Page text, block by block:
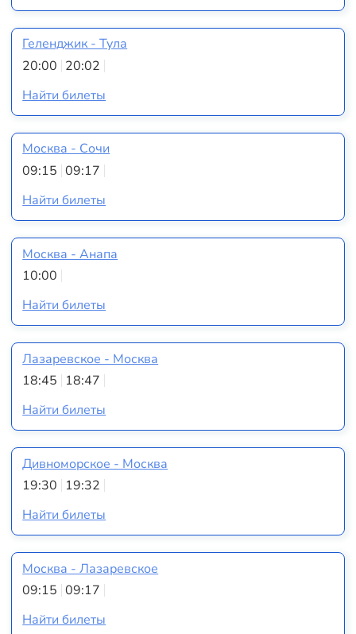
Геленджик - Тула
20:00 20:02
Найти билеты
Москва - Сочи
09:15 09:17
Найти билеты
Москва - Анапа
10:00
Найти билеты
Лазаревское - Москва
18:45 18:47
Найти билеты
Дивноморское - Москва
19:30 19:32
Найти билеты
Москва - Лазаревское
09:15 09:17
Найти билеты